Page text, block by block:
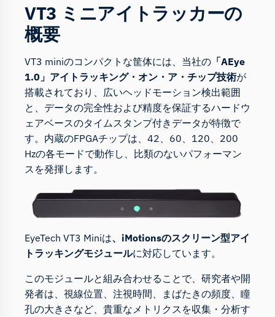
VT3 ミニアイトラッカーの
概要
VT3 miniのコンパクトな筐体には、当社の 「AEye
1.0」アイトラッキング・オン・ア・チップ技術が
搭載されており、広いヘッドモーション検出範囲
と、データの完全性および精度を保証するハードウ
ェアベースのタイムスタンプ付きデータが特徴で
す。内蔵のFPGAチップは、42、60、120、200
Hzの各モードで動作し、比類のないパフォーマン
スを発揮します。
EyeTech VT3 Miniは、iMotionsのスクリーン型アイ
トラッキングモジュールに対応しています。
このモジュールと組み合わせることで、研究者や開
発者は、視線位置、注視時間、まばたきの頻度、瞳
孔の大きさなど、貴重なメトリクスを収集・分析す